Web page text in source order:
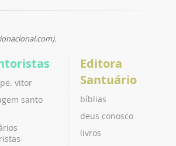
vitor
santo
Editora
Santuário
bíblias
deus conosco
livros